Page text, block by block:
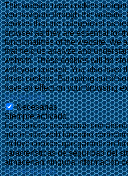
This website uses cookies to
you navigate through the website.
cookies that are categorized as
browser as they are essential for
functionalities of the website. We
that help us analyze and
website. These cookies will be
with your consent. You also have
these cookies. But opting out of
have an effect on your browsing
Necesarias
Necesarias
Siempre activado
Las cookies necesarias son
que el sitio web funcione
incluye cookies que garantizan
características de seguridad del
almacenan ninguna información
No-necesarias